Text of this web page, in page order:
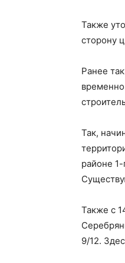
Также
сторону
Ранее
Так,
районе
Также с
9/12.